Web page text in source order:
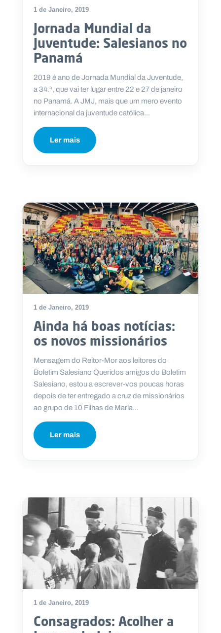
1 de Janeiro, 2019
Jornada Mundial da
Juventude: Salesianos no
Panamá
2019 é ano de Jornada Mundial da Juventude,
a 34.ª, que vai ter lugar entre 22 e 27 de janeiro
no Panamá. A JMJ, mais que um mero evento
internacional da juventude católica...
Ler mais
1 de Janeiro, 2019
Ainda há boas notícias:
os novos missionários
Mensagem do Reitor-Mor aos leitores do
Boletim Salesiano Queridos amigos do Boletim
Salesiano, estou a escrever-vos poucas horas
depois de ter entregado a cruz de missionários
ao grupo de 10 Filhas de Maria...
Ler mais
1 de Janeiro, 2019
Consagrados: Acolher a
O
R
A
L
N
C
I
O
N
L
S
l
e
n
o
s
.
p
t
A
g
e
d
C
n
a
t
o
s
e
w
s
l
e
e